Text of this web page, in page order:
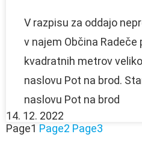
V razpisu za oddajo
v najem Občina Radeče
kvadratnih metrov
naslovu Pot na brod.
naslovu Pot na brod
14. 12. 2022
Page1 Page2 Page3